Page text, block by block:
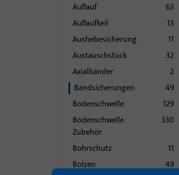
Auflauf
63
Auflaufkeil
13
Aushebesicherung
11
Austauschstück
32
Axialbänder
2
Bandsicherungen
49
Bodenschwelle
129
Bodenschwelle
Zubehör
330
Bohrschutz
11
Bolzen
49